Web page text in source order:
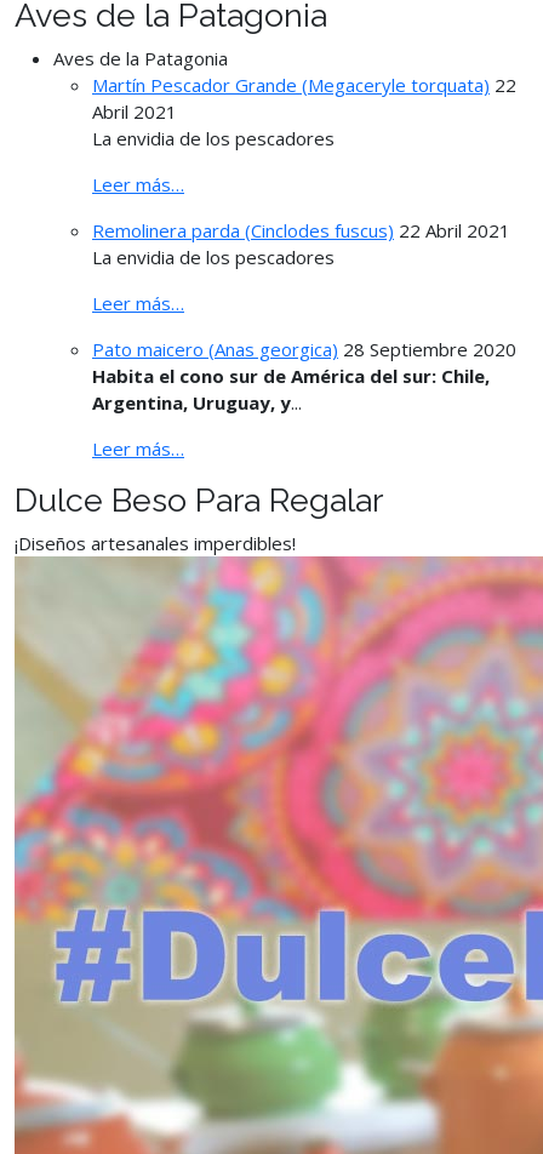
Aves de la Patagonia
Aves de la Patagonia
Martín Pescador Grande (Megaceryle torquata) 22
Abril 2021
La envidia de los pescadores
Leer más…
Remolinera parda (Cinclodes fuscus) 22 Abril 2021
La envidia de los pescadores
Leer más…
Pato maicero (Anas georgica) 28 Septiembre 2020
Habita el cono sur de América del sur: Chile,
Argentina, Uruguay, y...
Leer más…
Dulce Beso Para Regalar
¡Diseños artesanales imperdibles!